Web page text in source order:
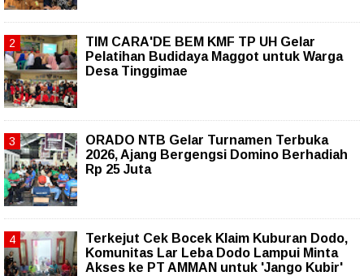
TIM CARA'DE BEM KMF TP UH Gelar
Pelatihan Budidaya Maggot untuk Warga
Desa Tinggimae
ORADO NTB Gelar Turnamen Terbuka
2026, Ajang Bergengsi Domino Berhadiah
Rp 25 Juta
Terkejut Cek Bocek Klaim Kuburan Dodo,
Komunitas Lar Leba Dodo Lampui Minta
Akses ke PT AMMAN untuk 'Jango Kubir'